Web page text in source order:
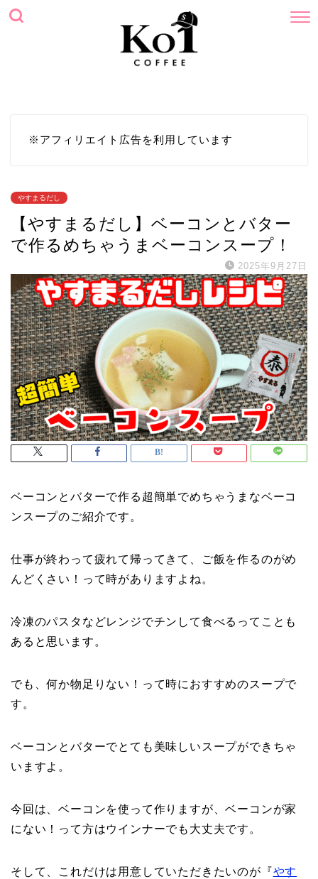
※アフィリエイト広告を利用しています
やすまるだし
【やすまるだし】ベーコンとバター
で作るめちゃうまベーコンスープ！
2025年9月27日
ベーコンとバターで作る超簡単でめちゃうまなベーコ
ンスープのご紹介です。
仕事が終わって疲れて帰ってきて、ご飯を作るのがめ
んどくさい！って時がありますよね。
冷凍のパスタなどレンジでチンして食べるってことも
あると思います。
でも、何か物足りない！って時におすすめのスープで
す。
ベーコンとバターでとても美味しいスープができちゃ
いますよ。
今回は、ベーコンを使って作りますが、ベーコンが家
にない！って方はウインナーでも大丈夫です。
そして、これだけは用意していただきたいのが『やす